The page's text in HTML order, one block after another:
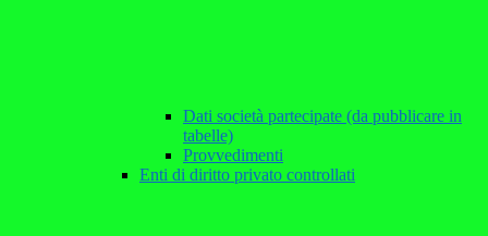
Dati società partecipate (da pubblicare in
tabelle)
Provvedimenti
Enti di diritto privato controllati